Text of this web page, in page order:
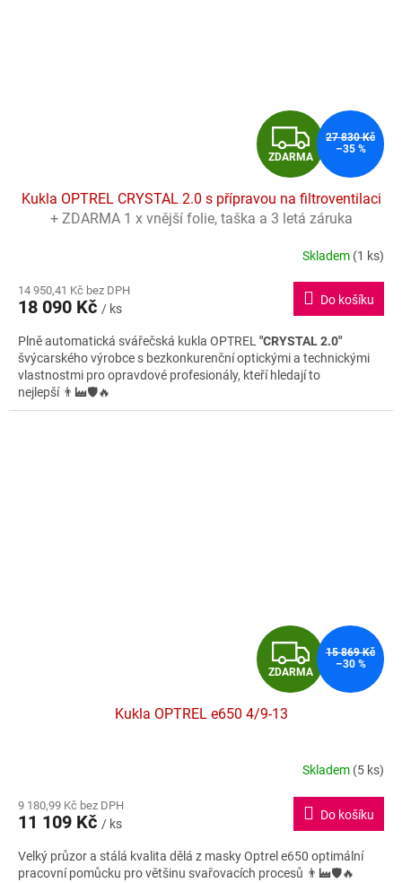
Z
D
A
R
M
A
ZDARMA
27 830 Kč
–35 %
Kukla OPTREL CRYSTAL 2.0 s přípravou na filtroventilaci
+ ZDARMA 1 x vnější folie, taška a 3 letá záruka
produktu
je
z
5
hvězdiček.
Skladem (1 ks)
14 950,41 Kč bez DPH
18 090 Kč / ks
Do košíku
Plně automatická svářečská kukla OPTREL "CRYSTAL 2.0"
švýcarského výrobce s bezkonkurenční optickými a technickými
vlastnostmi pro opravdové profesionály, kteří hledají to
nejlepší 👨‍🏭🛡️🔥
Z
D
R
M
A
ZDARMA
15 869 Kč
–30 %
Kukla OPTREL e650 4/9-13
produktu
je
z
5
Skladem (5 ks)
9 180,99 Kč bez DPH
11 109 Kč / ks
Do košíku
Velký průzor a stálá kvalita dělá z masky Optrel e650 optimální
pracovní pomůcku pro většinu svařovacích procesů 👨‍🏭🛡️🔥